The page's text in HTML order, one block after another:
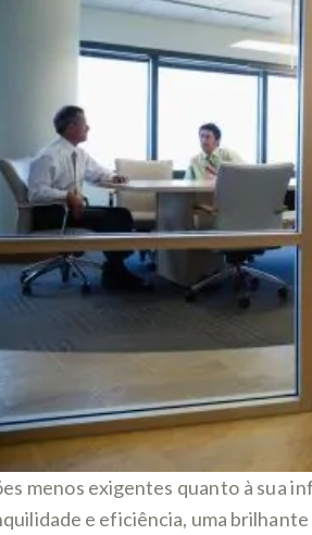
menos exigentes quanto à
e eficiência, uma